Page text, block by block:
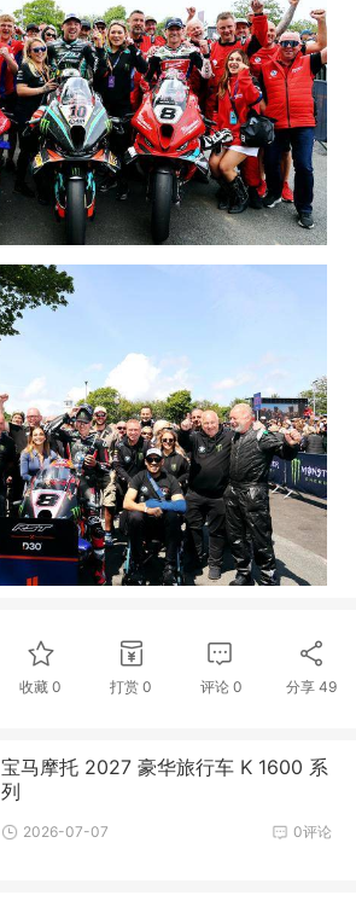
收藏0 打赏 0 评论 0 分享 49
宝马摩托 2027 豪华旅行车 K 1600 系
列
0评论
2026-07-07